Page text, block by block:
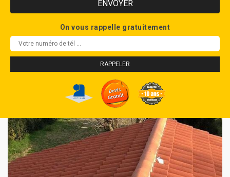
On vous rappelle gratuitement